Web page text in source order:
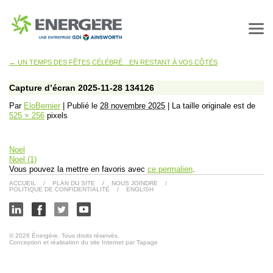
← UN TEMPS DES FÊTES CÉLÉBRÉ…EN RESTANT À VOS CÔTÉS
Capture d’écran 2025-11-28 134126
Par EloBernier Publié le 28 novembre 2025
La taille originale est de
525 × 256 pixels
Noel
Noel (1)
Vous pouvez la mettre en favoris avec ce permalien
ACCUEIL / PLAN DU SITE / NOUS JOINDRE
/
POLITIQUE DE CONFIDENTIALITÉ
/ ENGLISH
© 2026 Énergère. Tous droits réservés.
Conception et réalisation du site Internet par Tapage